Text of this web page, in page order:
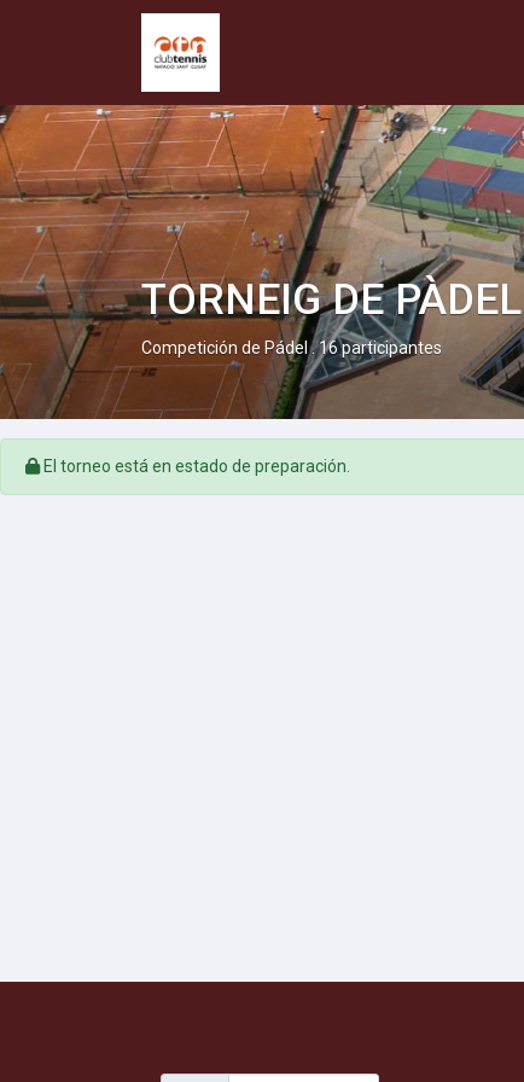
TORNEIG DE
Competición de Pádel . 16 participantes
El torneo está en estado de preparación.